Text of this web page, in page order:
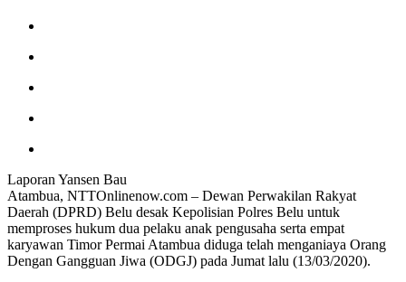
Laporan Yansen Bau
Atambua, NTTOnlinenow.com – Dewan Perwakilan Rakyat
Daerah (DPRD) Belu desak Kepolisian Polres Belu untuk
memproses hukum dua pelaku anak pengusaha serta empat
karyawan Timor Permai Atambua diduga telah menganiaya Orang
Dengan Gangguan Jiwa (ODGJ) pada Jumat lalu (13/03/2020).